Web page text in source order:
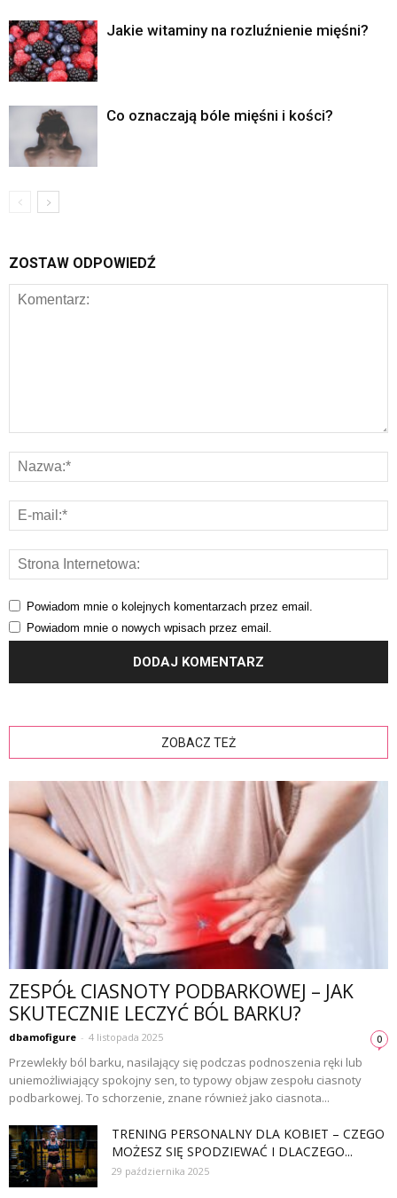
Jakie witaminy na rozluźnienie mięśni?
Co oznaczają bóle mięśni i kości?
ZOSTAW ODPOWIEDŹ
Powiadom mnie o kolejnych komentarzach przez email.
Powiadom mnie o nowych wpisach przez email.
ZOBACZ TEŻ
ZESPÓŁ CIASNOTY PODBARKOWEJ – JAK
SKUTECZNIE LECZYĆ BÓL BARKU?
dbamofigure - 4 listopada 2025 0
Przewlekły ból barku, nasilający się podczas podnoszenia ręki lub
uniemożliwiający spokojny sen, to typowy objaw zespołu ciasnoty
podbarkowej. To schorzenie, znane również jako ciasnota...
TRENING PERSONALNY DLA KOBIET – CZEGO
MOŻESZ SIĘ SPODZIEWAĆ I DLACZEGO...
29 października 2025